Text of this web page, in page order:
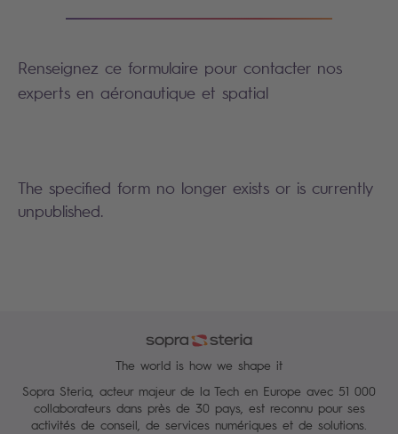
Renseignez ce formulaire pour contacter nos
experts en aéronautique et spatial
The specified form no longer exists or is currently
unpublished.
The world is how we shape it
Sopra Steria, acteur majeur de la Tech en Europe avec 51 000
collaborateurs dans près de 30 pays, est reconnu pour ses
activités de conseil, de services numériques et de solutions.